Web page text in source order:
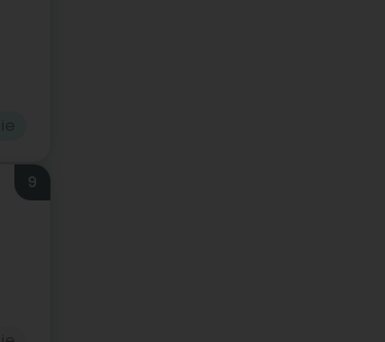
9